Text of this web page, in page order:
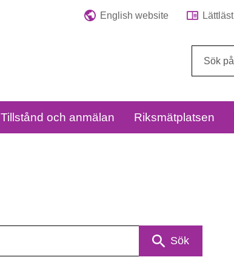
English website Lättläst
Tillstånd och anmälan Riksmätplatsen
Sök